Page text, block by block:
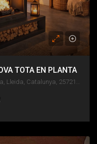
TOTA EN PLANTA